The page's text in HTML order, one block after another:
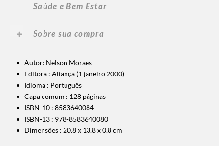
Saúde e Bem Estar
Sobre sua compra
Autor: Nelson Moraes
Editora : Aliança (1 janeiro 2000)
Idioma : Português
Capa comum : 128 páginas
ISBN-10 : 8583640084
ISBN-13 : 978-8583640080
Dimensões : 20.8 x 13.8 x 0.8 cm